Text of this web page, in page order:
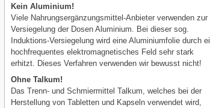
Kein Aluminium!
Viele Nahrungsergänzungsmittel-Anbieter verwenden zur
Versiegelung der Dosen Aluminium. Bei dieser sog.
Induktions-Versiegelung wird eine Aluminiumfolie durch
hochfrequentes elektromagnetisches Feld sehr stark
erhitzt. Dieses Verfahren verwenden wir bewusst nicht!
Ohne Talkum!
Das Trenn- und Schmiermittel Talkum, welches bei der
Herstellung von Tabletten und Kapseln verwendet wird,